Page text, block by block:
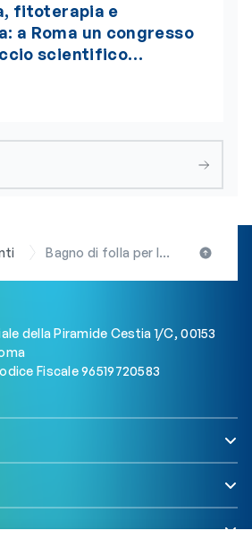
fitoterapia e
a Roma un congresso
scientifico
Bagno di folla per la due giorni di studio della FIB su “Nutrizione clinica e oncologia integrata tra genetica, metabolismo e ambiente esperienze e prospettive a confronto”
della Piramide Cestia 1/C, 00153
Fiscale 96519720583